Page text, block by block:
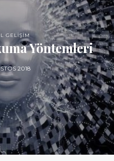
GELİŞİM
Yöntemleri
2018